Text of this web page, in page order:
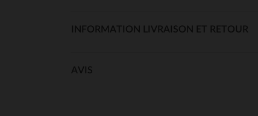
INFORMATION LIVRAISON ET RETOUR
AVIS